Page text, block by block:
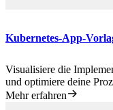
Kubernetes-App-
Visualisiere die
und optimiere deine
Mehr erfahren